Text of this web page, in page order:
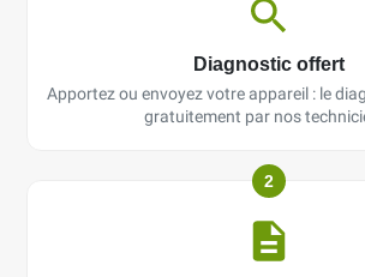
Diagnostic offert
Apportez ou envoyez votre appareil : le
gratuitement par nos
2